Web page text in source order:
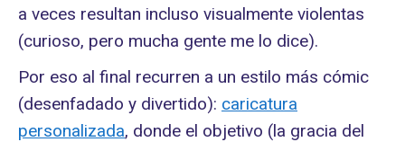
a veces resultan incluso visualmente violentas
(curioso, pero mucha gente me lo dice).
Por eso al final recurren a un estilo más cómic
(desenfadado y divertido): caricatura
personalizada, donde el objetivo (la gracia del